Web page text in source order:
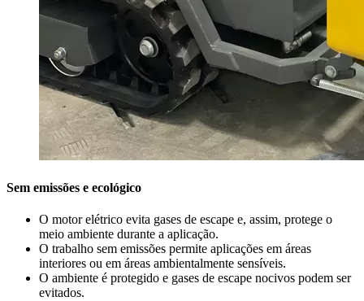
Sem emissões e ecológico
O motor elétrico evita gases de escape e, assim, protege o
meio ambiente durante a aplicação.
O trabalho sem emissões permite aplicações em áreas
interiores ou em áreas ambientalmente sensíveis.
O ambiente é protegido e gases de escape nocivos podem ser
evitados.